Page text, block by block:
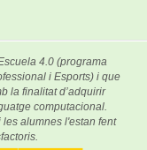
4.0 (programa
i Esports) i que
la finalitat d’adquirir
computacional.
alumnes l'estan fent